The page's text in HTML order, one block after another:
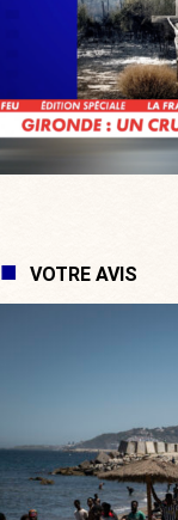
VOTRE AVIS